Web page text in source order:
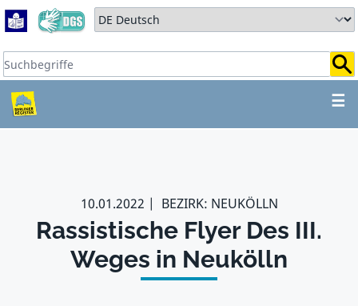
Zum Hauptbereich springen
Zum Hauptmenü springen
Sprache auswählen:
Suchbegriffe:
☰
ZUM HAUPTBEREICH
10.01.2022 BEZIRK: NEUKÖLLN
Rassistische Flyer Des III.
Weges in Neukölln